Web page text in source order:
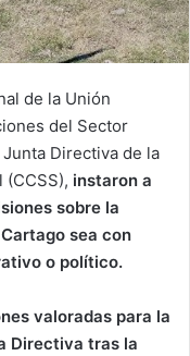
de la Unión
del Sector
Directiva de la
instaron a
sobre la
sea con
o político.
valoradas para la
Directiva tras la